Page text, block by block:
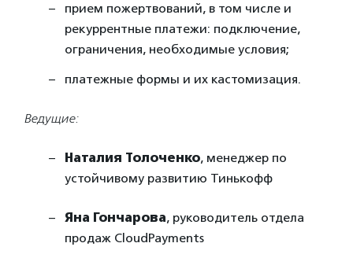
прием пожертвований, в том числе и
рекуррентные платежи: подключение,
ограничения, необходимые условия;
платежные формы и их кастомизация.
Ведущие:
Наталия Толоченко, менеджер по
устойчивому развитию Тинькофф
Яна Гончарова, руководитель отдела
продаж CloudPayments